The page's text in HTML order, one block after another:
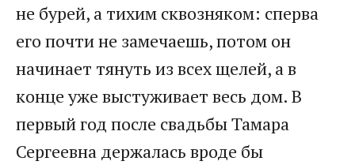
не бурей, а тихим сквозняком: сперва
его почти не замечаешь, потом он
начинает тянуть из всех щелей, а в
конце уже выстуживает весь дом. В
первый год после свадьбы Тамара
Сергеевна держалась вроде бы